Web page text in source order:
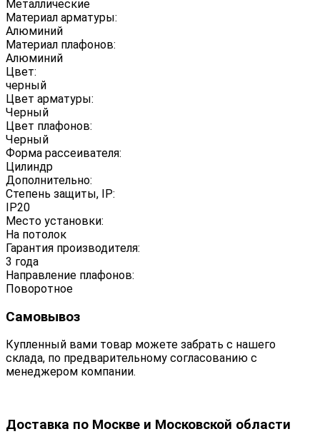
Металлические
Материал арматуры:
Алюминий
Материал плафонов:
Алюминий
Цвет:
черный
Цвет арматуры:
Черный
Цвет плафонов:
Черный
Форма рассеивателя:
Цилиндр
Дополнительно:
Степень защиты, IP:
IP20
Место установки:
На потолок
Гарантия производителя:
3 года
Направление плафонов:
Поворотное
Самовывоз
Купленный вами товар можете забрать с нашего
склада, по предварительному согласованию с
менеджером компании.
Доставка по Москве и Московской области